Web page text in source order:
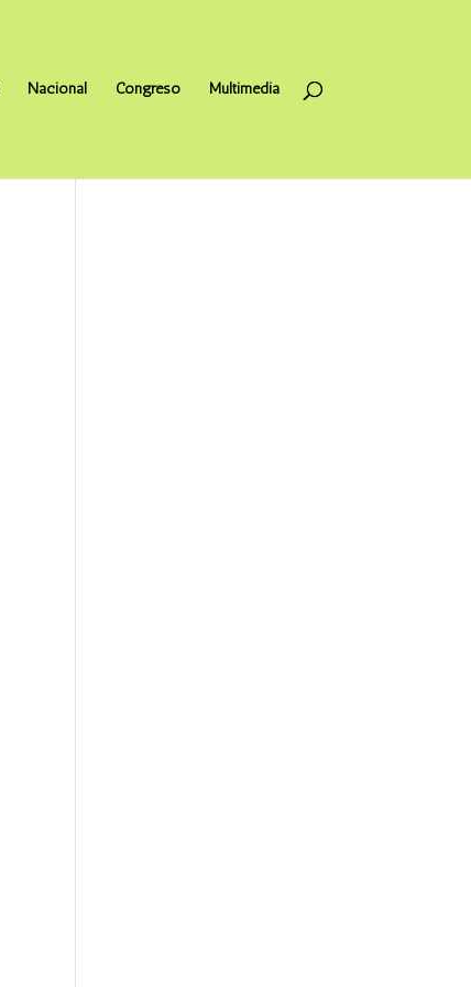
Nacional Congreso Multimedia